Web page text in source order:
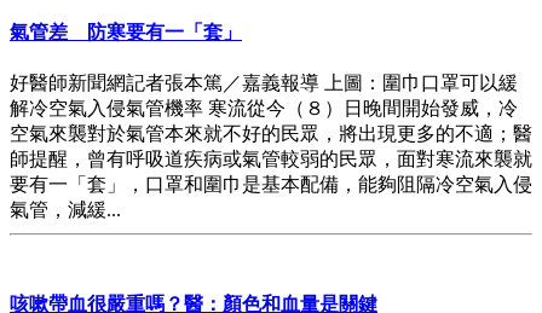
氣管差 防寒要有一「套」
好醫師新聞網記者張本篤／嘉義報導 上圖：圍巾口罩可以緩
解冷空氣入侵氣管機率 寒流從今（８）日晚間開始發威，冷
空氣來襲對於氣管本來就不好的民眾，將出現更多的不適；醫
師提醒，曾有呼吸道疾病或氣管較弱的民眾，面對寒流來襲就
要有一「套」，口罩和圍巾是基本配備，能夠阻隔冷空氣入侵
氣管，減緩...
咳嗽帶血很嚴重嗎？醫：顏色和血量是關鍵